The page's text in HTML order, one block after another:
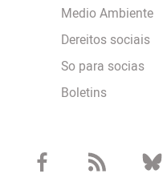
Medio Ambiente
Dereitos sociais
So para socias
Boletins